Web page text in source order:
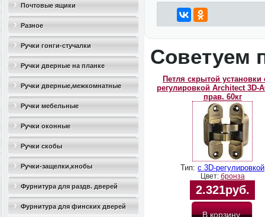
Почтовые ящики
Разное
Ручки гонги-стучалки
Ручки дверные на планке
Ручки дверные,межкомнатные
Ручки мебельные
Ручки оконные
Ручки скобы
Ручки-защелки,кнобы
Фурнитура для раздв. дверей
Фурнитура для финских дверей
Советуем
Петля скрытой установки
регулировкой Architect 3D-
прав. 60кг
Тип: с 3D-регулировкой
Цвет: бронза
2.321руб.